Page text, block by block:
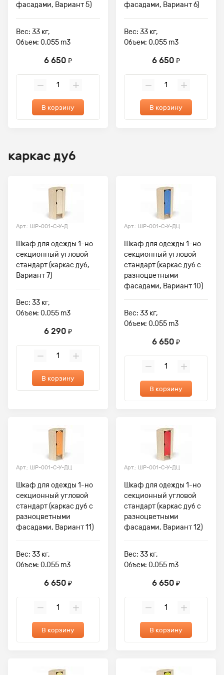
фасадами, Вариант 5)
Вес: 33 кг,
Объем: 0.055 m3
6 650 ₽
В корзину
фасадами, Вариант 6)
Вес: 33 кг,
Объем: 0.055 m3
6 650 ₽
В корзину
каркас дуб
Арт.: ШР-001-С-У-Д
Шкаф для одежды 1-но
секционный угловой
стандарт (каркас дуб,
Вариант 7)
Вес: 33 кг,
Объем: 0.055 m3
6 290 ₽
В корзину
Арт.: ШР-001-С-У-ДЦ
Шкаф для одежды 1-но
секционный угловой
стандарт (каркас дуб с
разноцветными
фасадами, Вариант 10)
Вес: 33 кг,
Объем: 0.055 m3
6 650 ₽
В корзину
Арт.: ШР-001-С-У-ДЦ
Шкаф для одежды 1-но
секционный угловой
стандарт (каркас дуб с
разноцветными
фасадами, Вариант 11)
Вес: 33 кг,
Объем: 0.055 m3
6 650 ₽
В корзину
Арт.: ШР-001-С-У-ДЦ
Шкаф для одежды 1-но
секционный угловой
стандарт (каркас дуб с
разноцветными
фасадами, Вариант 12)
Вес: 33 кг,
Объем: 0.055 m3
6 650 ₽
В корзину